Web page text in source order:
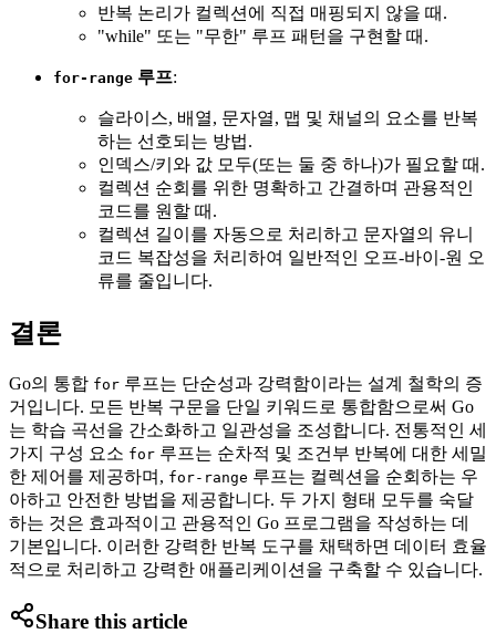
반복 논리가 컬렉션에 직접 매핑되지 않을 때.
"while" 또는 "무한" 루프 패턴을 구현할 때.
for-range 루프:
슬라이스, 배열, 문자열, 맵 및 채널의 요소를 반복
하는 선호되는 방법.
인덱스/키와 값 모두(또는 둘 중 하나)가 필요할 때.
컬렉션 순회를 위한 명확하고 간결하며 관용적인
코드를 원할 때.
컬렉션 길이를 자동으로 처리하고 문자열의 유니
코드 복잡성을 처리하여 일반적인 오프-바이-원 오
류를 줄입니다.
결론
Go의 통합 for 루프는 단순성과 강력함이라는 설계 철학의 증
거입니다. 모든 반복 구문을 단일 키워드로 통합함으로써 Go
는 학습 곡선을 간소화하고 일관성을 조성합니다. 전통적인 세
가지 구성 요소 for 루프는 순차적 및 조건부 반복에 대한 세밀
한 제어를 제공하며, for-range 루프는 컬렉션을 순회하는 우
아하고 안전한 방법을 제공합니다. 두 가지 형태 모두를 숙달
하는 것은 효과적이고 관용적인 Go 프로그램을 작성하는 데
기본입니다. 이러한 강력한 반복 도구를 채택하면 데이터 효율
적으로 처리하고 강력한 애플리케이션을 구축할 수 있습니다.
Share this article